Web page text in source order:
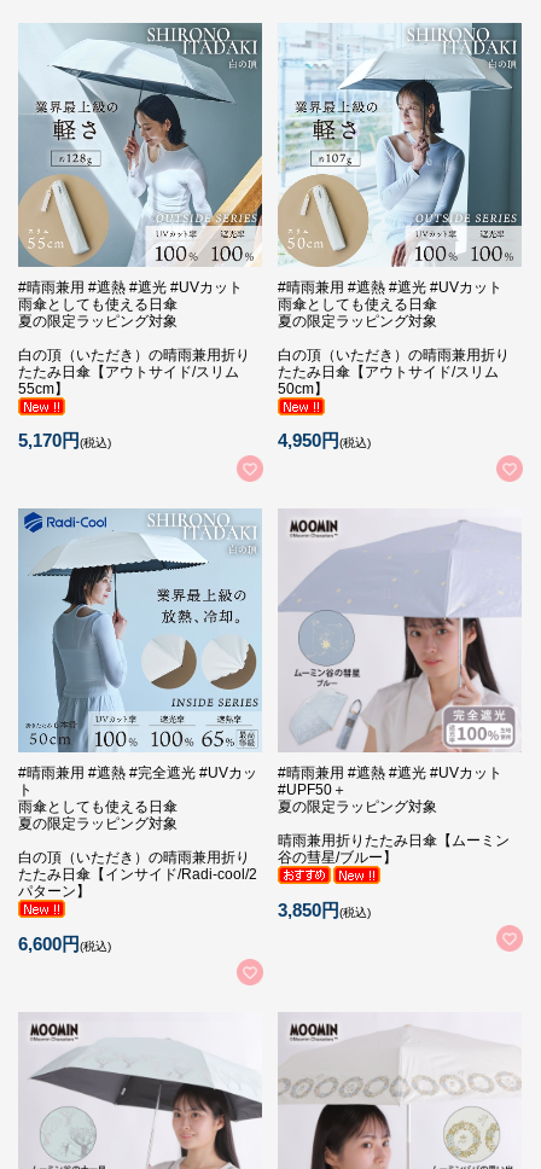
#晴雨兼用 #遮熱 #遮光 #UVカット
雨傘としても使える日傘
夏の限定ラッピング対象
白の頂（いただき）の晴雨兼用折り
たたみ日傘【アウトサイド/スリム
55cm】
5,170円(税込)
#晴雨兼用 #遮熱 #遮光 #UVカット
雨傘としても使える日傘
夏の限定ラッピング対象
白の頂（いただき）の晴雨兼用折り
たたみ日傘【アウトサイド/スリム
50cm】
4,950円(税込)
#晴雨兼用 #遮熱 #完全遮光 #UVカッ
ト
雨傘としても使える日傘
夏の限定ラッピング対象
白の頂（いただき）の晴雨兼用折り
たたみ日傘【インサイド/Radi-cool/2
パターン】
6,600円(税込)
#晴雨兼用 #遮熱 #遮光 #UVカット
#UPF50＋
夏の限定ラッピング対象
晴雨兼用折りたたみ日傘【ムーミン
谷の彗星/ブルー】
3,850円(税込)